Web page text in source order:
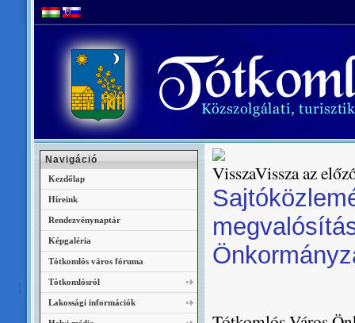
Vissza az
Navigáció
Kezdőlap
Híreink
Rendezvénynaptár
Képgaléria
Tótkomlós város fóruma
Tótkomlósról
Lakossági információk